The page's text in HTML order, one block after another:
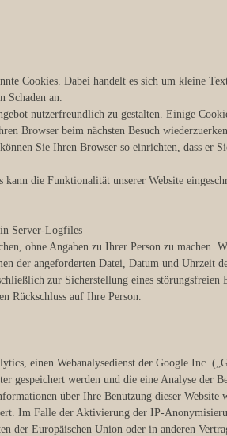
Cookies. Dabei handelt es sich um kleine
Schaden an.
nutzerfreundlich zu gestalten. Einige
Browser beim nächsten Besuch
Sie Ihren Browser so einrichten, dass er
die Funktionalität unserer Website
Server-Logfiles
ohne Angaben zu Ihrer Person zu
der angeforderten Datei, Datum und Uhrzeit
zur Sicherstellung eines störungsfreien
Rückschluss auf Ihre Person.
einen Webanalysedienst der Google Inc.
gespeichert werden und die eine Analyse der
über Ihre Benutzung dieser
Im Falle der Aktivierung der IP-
der Europäischen Union oder in anderen